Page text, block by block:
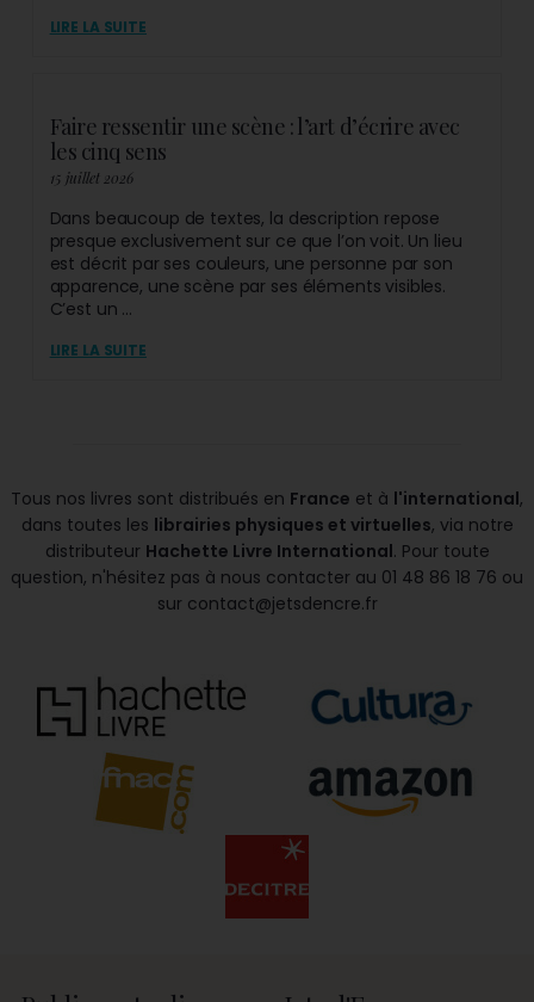
LIRE LA SUITE
Faire ressentir une scène : l’art d’écrire avec
les cinq sens
15 juillet 2026
Dans beaucoup de textes, la description repose
presque exclusivement sur ce que l’on voit. Un lieu
est décrit par ses couleurs, une personne par son
apparence, une scène par ses éléments visibles.
C’est un ...
LIRE LA SUITE
Tous nos livres sont distribués en France et à l'international,
dans toutes les librairies physiques et virtuelles, via notre
distributeur Hachette Livre International. Pour toute
question, n'hésitez pas à nous contacter au 01 48 86 18 76 ou
sur contact@jetsdencre.fr